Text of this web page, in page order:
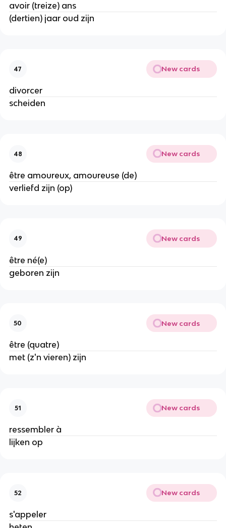
avoir (treize) ans
(dertien) jaar oud zijn
47 New cards
divorcer
scheiden
48 New cards
être amoureux, amoureuse (de)
verliefd zijn (op)
49 New cards
être né(e)
geboren zijn
50 New cards
être (quatre)
met (z'n vieren) zijn
51 New cards
ressembler à
lijken op
52 New cards
s'appeler